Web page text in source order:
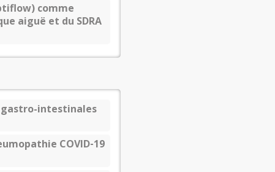
comme
aiguë et du SDRA
gastro-intestinales
COVID‐19